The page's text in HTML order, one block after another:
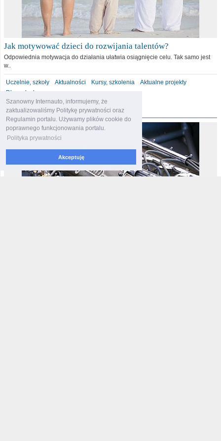
Szanowny Internauto, informujemy, że
zaktualizowaliśmy Politykę prywatności oraz
Regulamin portalu. Używamy plików cookie do
poprawnego funkcjonowania portalu.
Polityka prywatności
Akceptuję
Jak motywować dzieci do rozwijania talentów?
Odpowiednia motywacja do działania ułatwia osiągnięcie celu. Tak samo jest
w..
Uczelnie, szkoły Aktualności Kursy, szkolenia
Aktualne projekty
Dla malucha
motoryzacja